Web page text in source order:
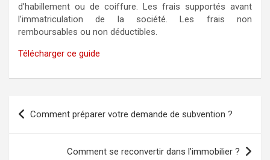
d’habillement ou de coiffure. Les frais supportés avant
l’immatriculation de la société. Les frais non
remboursables ou non déductibles.
Télécharger ce guide
Comment préparer votre demande de subvention ?
Comment se reconvertir dans l’immobilier ?